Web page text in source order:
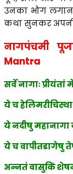
उनका भोग
कथा सुनकर अपनी
नागपंचमी
Mantra
सर्वे नागाः
ये च हेलिमरीचिस्था
ये नदीषु महानागा
ये च वापीतडागेषु
अन्नतं वासुकिं